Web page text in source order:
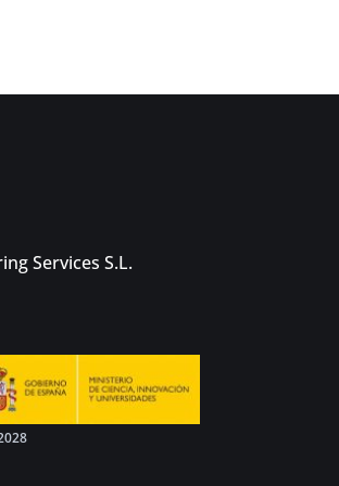
Services S.L.